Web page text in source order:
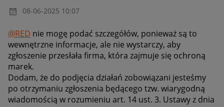
‎08-06-2025 10:07
@RED nie mogę podać szczegółów, ponieważ są to
wewnętrzne informacje, ale nie wystarczy, aby
zgłoszenie przesłała firma, która zajmuje się ochroną
marek.
Dodam, że do podjęcia działań zobowiązani jesteśmy
po otrzymaniu zgłoszenia będącego tzw. wiarygodną
wiadomością w rozumieniu art. 14 ust. 3. Ustawy z dnia